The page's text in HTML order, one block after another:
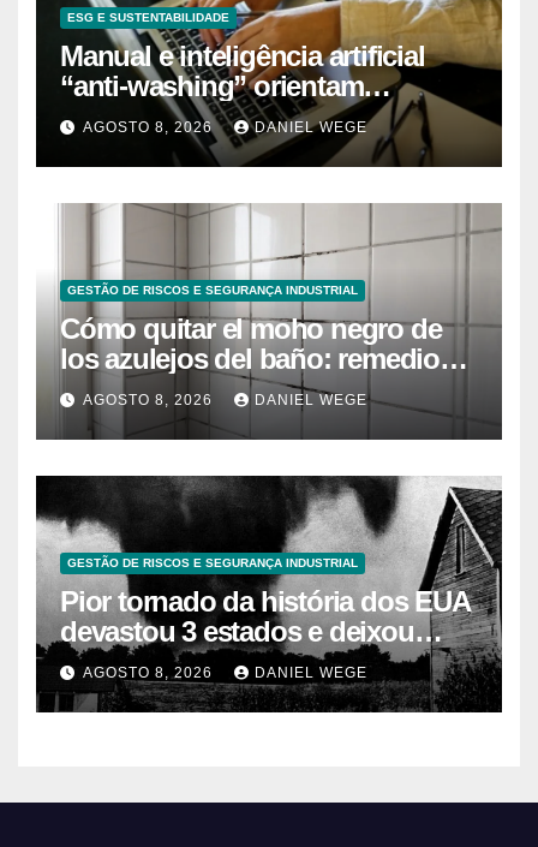
ESG E SUSTENTABILIDADE
Manual e inteligência artificial
“anti-washing” orientam
empresas
AGOSTO 8, 2026 DANIEL WEGE
GESTÃO DE RISCOS E SEGURANÇA INDUSTRIAL
Cómo quitar el moho negro de
los azulejos del baño: remedios
caseros efectivos
AGOSTO 8, 2026 DANIEL WEGE
GESTÃO DE RISCOS E SEGURANÇA INDUSTRIAL
Pior tornado da história dos EUA
devastou 3 estados e deixou
centenas de mortos
AGOSTO 8, 2026 DANIEL WEGE